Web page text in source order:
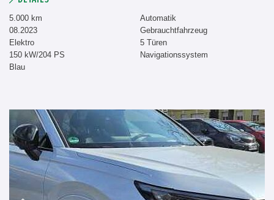
5.000 km
08.2023
Elektro
150 kW/204 PS
Blau
Automatik
Gebrauchtfahrzeug
5 Türen
Navigationssystem